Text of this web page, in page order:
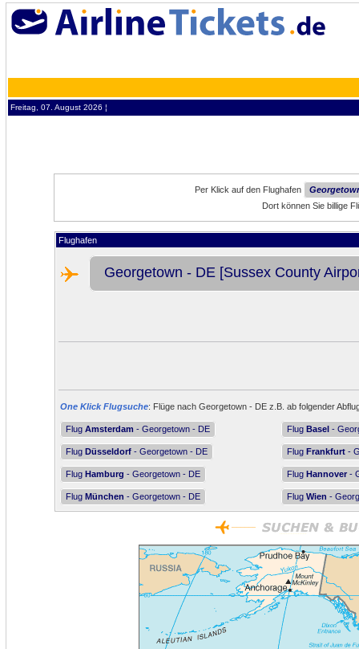
Freitag, 07. August 2026 ¦
Per Klick auf den Flughafen
Dort können Sie billige
Flughafen
Georgetown - DE [Sussex County
One Klick Flugsuche: Flüge nach Georgetown - DE z.B. ab folgender
Flug Amsterdam - Georgetown - DE Flug Basel -
Flug Düsseldorf - Georgetown - DE Flug Frankfurt -
Flug Hamburg - Georgetown - DE Flug Hannover -
Flug München - Georgetown - DE Flug Wien -